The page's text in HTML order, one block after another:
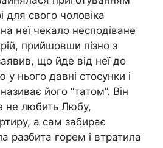
для свого чоловіка
неї чекало несподіване
прийшовши пізно з
що йде від неї до
у нього давні стосунки і
його “татом”. Він
не любить Любу,
а сам забирає
разбита горем і втратила